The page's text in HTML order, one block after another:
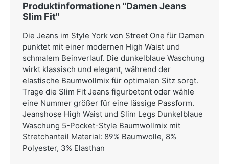
Produktinformationen "Damen Jeans
Slim Fit"
Die Jeans im Style York von Street One für Damen
punktet mit einer modernen High Waist und
schmalem Beinverlauf. Die dunkelblaue Waschung
wirkt klassisch und elegant, während der
elastische Baumwollmix für optimalen Sitz sorgt.
Trage die Slim Fit Jeans figurbetont oder wähle
eine Nummer größer für eine lässige Passform.
Jeanshose High Waist und Slim Legs Dunkelblaue
Waschung 5-Pocket-Style Baumwollmix mit
Stretchanteil Material: 89% Baumwolle, 8%
Polyester, 3% Elasthan